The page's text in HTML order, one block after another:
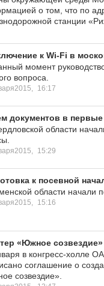
о том, что по
станции
к Wi-Fi в
момент
вопроса.
16:17
документов в
области
15:29
к посевной
области начали
15:16
«Южное
в конгресс-холле
соглашение о
созвездие».